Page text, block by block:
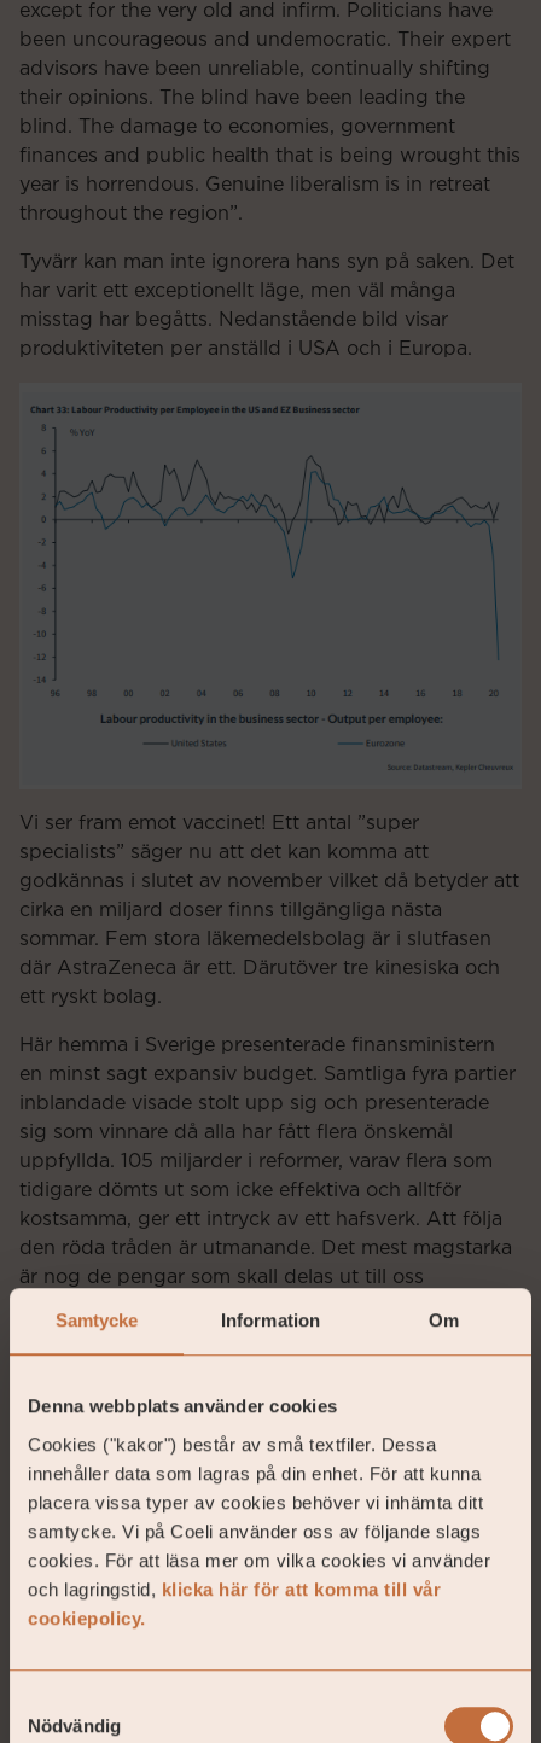
Samtycke Information Om
Denna webbplats använder cookies
Cookies ("kakor") består av små textfiler. Dessa
innehåller data som lagras på din enhet. För att kunna
placera vissa typer av cookies behöver vi inhämta ditt
samtycke. Vi på Coeli använder oss av följande slags
cookies. För att läsa mer om vilka cookies vi använder
och lagringstid, klicka här för att komma till vår
cookiepolicy.
Nödvändig
except for the very old and infirm. Politicians have
been uncourageous and undemocratic. Their expert
advisors have been unreliable, continually shifting
their opinions. The blind have been leading the
blind. The damage to economies, government
finances and public health that is being wrought this
year is horrendous. Genuine liberalism is in retreat
throughout the region”.
Tyvärr kan man inte ignorera hans syn på saken. Det
har varit ett exceptionellt läge, men väl många
misstag har begåtts. Nedanstående bild visar
produktiviteten per anställd i USA och i Europa.
Vi ser fram emot vaccinet! Ett antal ”super
specialists” säger nu att det kan komma att
godkännas i slutet av november vilket då betyder att
cirka en miljard doser finns tillgängliga nästa
sommar. Fem stora läkemedelsbolag är i slutfasen
där AstraZeneca är ett. Därutöver tre kinesiska och
ett ryskt bolag.
Här hemma i Sverige presenterade finansministern
en minst sagt expansiv budget. Samtliga fyra partier
inblandade visade stolt upp sig och presenterade
sig som vinnare då alla har fått flera önskemål
uppfyllda. 105 miljarder i reformer, varav flera som
tidigare dömts ut som icke effektiva och alltför
kostsamma, ger ett intryck av ett hafsverk. Att följa
den röda tråden är utmanande. Det mest magstarka
är nog de pengar som skall delas ut till oss
ökade kostnader under pandemin. Lite
få fortsätta i fyra år till. Kan vi inte höja kvaliteten
lite? Det faktum att varken polis eller
Åklagarmyndighet fick ökat anslag är ju inget annat
än häpnadsväckande.
Som om vi inte haft tillräckligt mycket elände detta
annus horribilis fick vi även uppleva den första av tre
debatter mellan Donald Trump och Joe Biden. Det
absoluta lågvattenmärket var när Trump sa
angående Proud Boys: ”stand back and be ready”.
Proud Boys är en extrem våldsorganisation på